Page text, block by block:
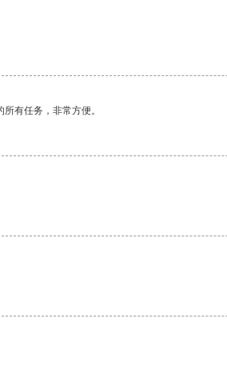
有任务，非常方便。